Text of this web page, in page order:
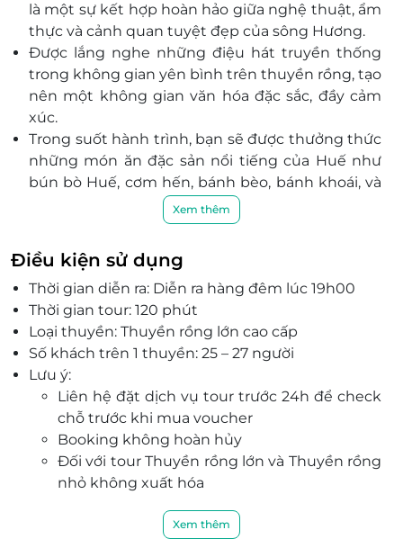
là một sự kết hợp hoàn hảo giữa nghệ thuật, ẩm
thực và cảnh quan tuyệt đẹp của sông Hương.
Được lắng nghe những điệu hát truyền thống
trong không gian yên bình trên thuyền rồng, tạo
nên một không gian văn hóa đặc sắc, đầy cảm
xúc.
Trong suốt hành trình, bạn sẽ được thưởng thức
những món ăn đặc sản nổi tiếng của Huế như
bún bò Huế, cơm hến, bánh bèo, bánh khoái, và
các món ăn được chế biến công phu theo
Ngồi trên thuyền rồng, bạn sẽ được ngắm nhìn
vẻ đẹp mộng mơ của dòng sông Hương, cầu
Trường Tiền, thả hoa đăng,... với ánh đèn lung
linh và khung cảnh huyền bí của thành phố Huế
về đêm.
Xem thêm
Điều kiện sử dụng
Thời gian diễn ra: Diễn ra hàng đêm lúc 19h00
Thời gian tour: 120 phút
Loại thuyền: Thuyền rồng lớn cao cấp
Số khách trên 1 thuyền: 25 – 27 người
Lưu ý:
Liên hệ đặt dịch vụ tour trước 24h để check
chỗ trước khi mua voucher
Booking không hoàn hủy
Đối với tour Thuyền rồng lớn và Thuyền rồng
nhỏ không xuất hóa
Hotline đặt tour & tư vấn (9h-20h): 1900 2065
Xem thêm